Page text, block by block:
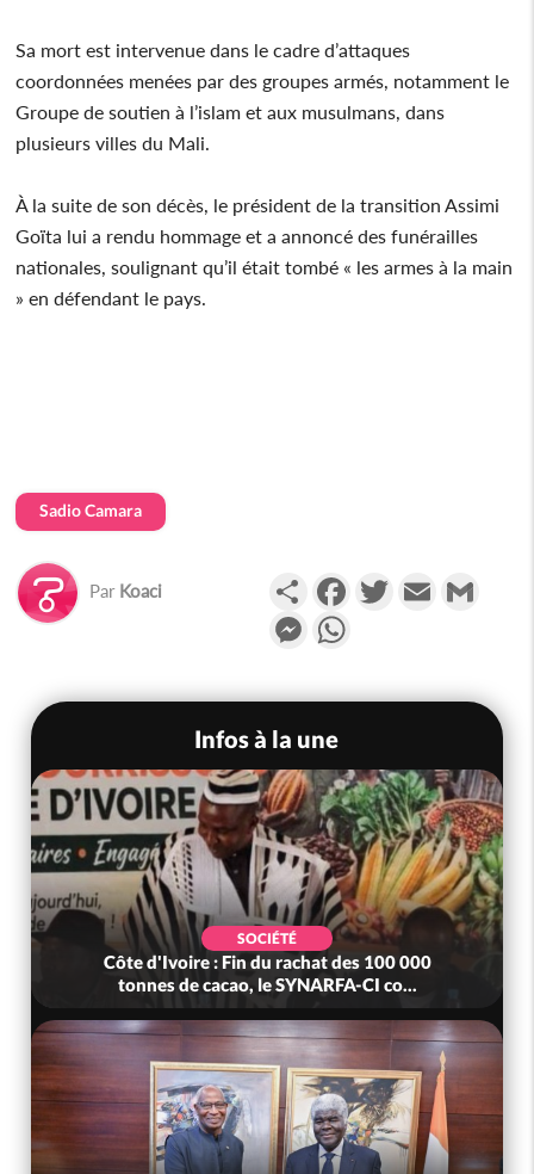
Sa mort est intervenue dans le cadre d’attaques
coordonnées menées par des groupes armés, notamment le
Groupe de soutien à l’islam et aux musulmans, dans
plusieurs villes du Mali.
À la suite de son décès, le président de la transition Assimi
Goïta lui a rendu hommage et a annoncé des funérailles
nationales, soulignant qu’il était tombé « les armes à la main
» en défendant le pays.
Sadio Camara
Par Koaci PartagerFacebookTwitterEmail
Messenger
Infos à la une
SOCIÉTÉ
Côte d'Ivoire : Fin du rachat des 100 000
tonnes de cacao, le SYNARFA-CI co...